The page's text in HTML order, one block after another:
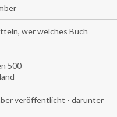
wer welches Buch
500
veröffentlicht - darunter